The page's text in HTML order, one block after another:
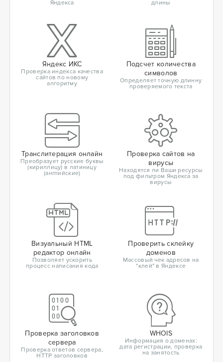
Яндекса
длины
Яндекс ИКС
Проверка индекса качества
сайтов по новому
алгоритму
Подсчет количества
символов
Определяет точную длинну
проверяемого текста
Транслитерация онлайн
Преобразует русские буквы
(кириллицу) в латиницу
(английские)
Проверка сайтов на
вирусы
Находятся ли Ваши ресурсы
под фильтром Яндекса за
вирусы
Визуальный HTML
редактор онлайн
Позволяет ускорить
процесс написания кода
Проверить склейку
доменов
Массовый чек адресов на
"клей" в Яндексе
Проверка заголовков
сервера
Проверка ответов сервера,
HTTP заголовков
WHOIS
Информация о доменах:
дата регистрации, проверка
на занятость